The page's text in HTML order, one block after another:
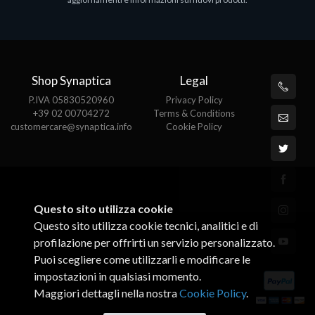
Shop Synaptica
P.IVA 05830520960
+39 02 00704272
customercare@synaptica.info
Legal
Privacy Policy
Terms & Conditions
Cookie Policy
Questo sito utilizza cookie
Questo sito utilizza cookie tecnici, analitici e di
profilazione per offrirti un servizio personalizzato.
Puoi scegliere come utilizzarli e modificare le
impostazioni in qualsiasi momento.
Maggiori dettagli nella nostraCookie Policy.